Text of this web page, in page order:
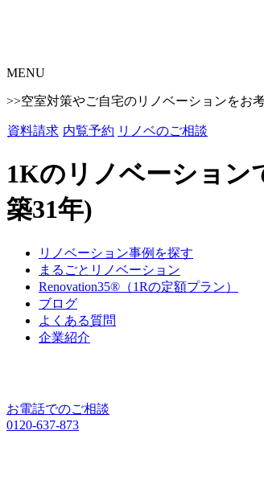
MENU
>>空室対策やご自宅のリノベーションをお
資料請求 内覧予約 リノベのご相談
1Kのリノベーション
築31年)
リノベーション事例を探す
まるごとリノベーション
Renovation35®（1Rの定額プラン）
ブログ
よくある質問
企業紹介
お電話でのご相談
0120-637-873